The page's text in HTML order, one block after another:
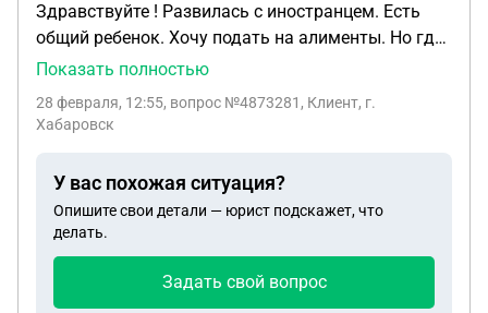
Здравствуйте ! Развилась с иностранцем. Есть
общий ребенок. Хочу подать на алименты. Но где
он сейчас проживае я не знаю. Квартиру на
Работает неофициально. Подскажите что я могу
Показать полностью
28 февраля, 12:55, вопрос №4873281, Клиент, г.
Хабаровск
У вас похожая ситуация?
Опишите свои детали — юрист подскажет, что
делать.
Задать свой вопрос